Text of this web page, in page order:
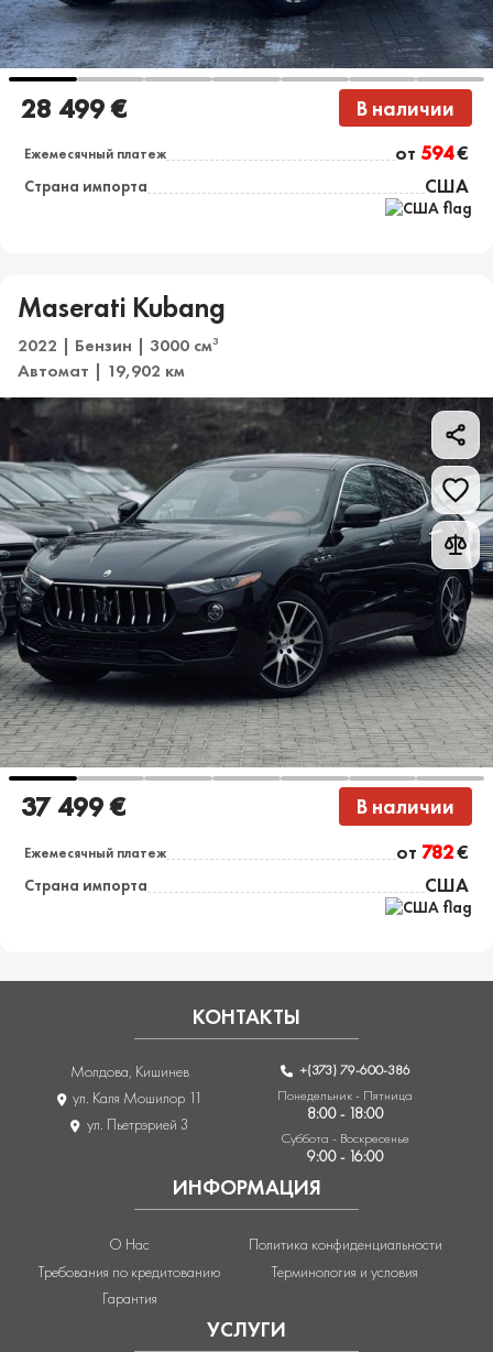
28 499 € В наличии
Ежемесячный платеж от 594€
Страна импорта США
Maserati Kubang
2022 | Бензин | 3000 см3
Автомат | 19,902 км
37 499 € В наличии
Ежемесячный платеж от 782€
Страна импорта США
УСЛУГИ
ИНФОРМАЦИЯ
О Нас
Требования по кредитованию
Гарантия
Политика конфиденциальности
Терминология и условия
КОНТАКТЫ
Молдова, Кишинев
ул. Каля Мошилор 11
ул. Пьетрэрией 3
+(373) 79-600-386
Понедельник - Пятница
8:00 - 18:00
Суббота - Воскресенье
9:00 - 16:00